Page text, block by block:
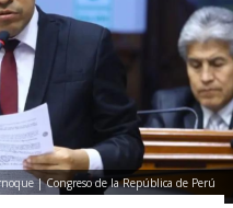
| Congreso de la República de Perú